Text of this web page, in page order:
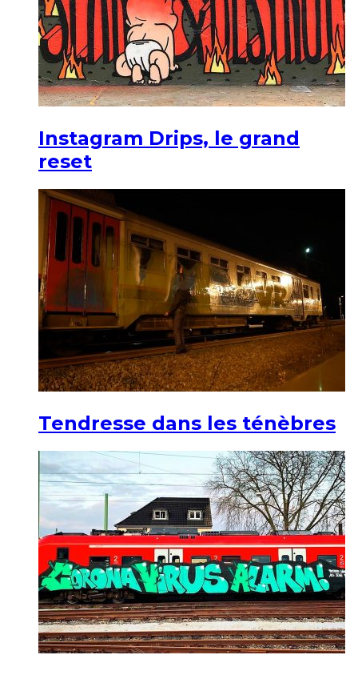
Instagram Drips, le grand
reset
Tendresse dans les ténèbres